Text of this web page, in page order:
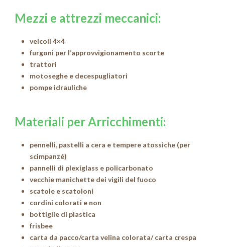
Mezzi e attrezzi meccanici:
veicoli 4×4
furgoni per l’approvvigionamento scorte
trattori
motoseghe e decespugliatori
pompe idrauliche
Materiali per Arricchimenti:
pennelli, pastelli a cera e tempere atossiche (per
scimpanzé)
pannelli di plexiglass e policarbonato
vecchie manichette dei vigili del fuoco
scatole e scatoloni
cordini colorati e non
bottiglie di plastica
frisbee
carta da pacco/carta velina colorata/ carta crespa